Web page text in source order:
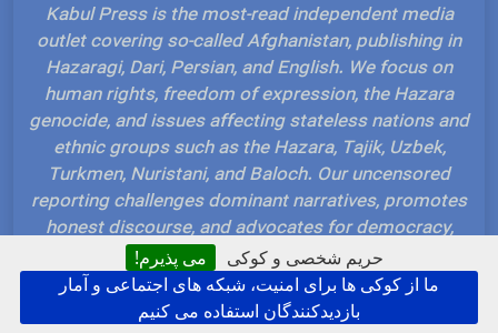
حریم شخصی و کوکی
می پذیرم!
ما از کوکی ها برای امنیت، شبکه های اجتماعی و آمار
بازدیدکنندگان استفاده می کنیم
Kabul Press is the most-read independent media
outlet covering so-called Afghanistan, publishing in
Hazaragi, Dari, Persian, and English. We focus on
human rights, freedom of expression, the Hazara
genocide, and issues affecting stateless nations and
ethnic groups such as the Hazara, Tajik, Uzbek,
Turkmen, Nuristani, and Baloch. Our uncensored
reporting challenges dominant narratives, promotes
honest discourse, and advocates for democracy,
self-determination, and social justice.